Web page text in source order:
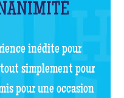
inédite pour
simplement pour
pour une occasion